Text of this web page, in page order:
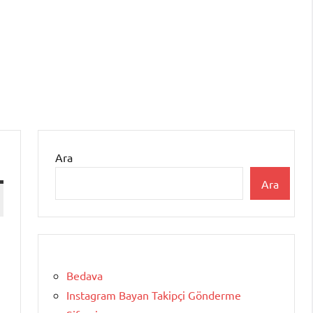
Ara
Ara
Bedava
Instagram Bayan Takipçi Gönderme